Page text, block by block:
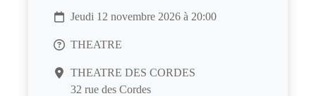
Jeudi 12 novembre 2026 à 20:00
THEATRE
THEATRE DES CORDES
32 rue des Cordes